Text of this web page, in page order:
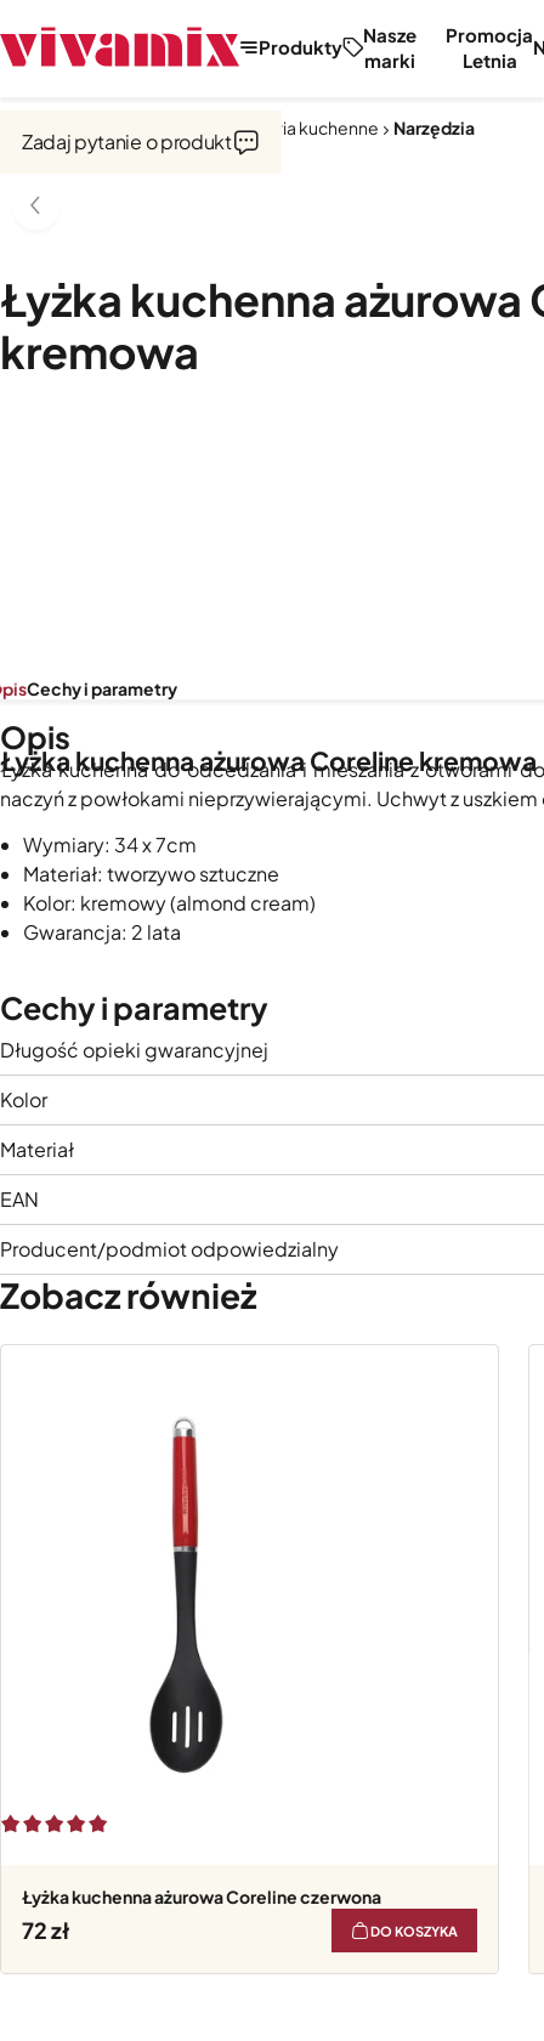
Produkty
Nasze
marki
Promocja
Letnia
Narzędzia i akcesoria kuchenne Narzędzia
Łyżka kuchenna ażurowa
kremowa
Zadaj pytanie o produkt
Łyżka kuchenna ażurowa Coreline kremowa
Cechy i parametry
Opis
Łyżka kuchenna do odcedzania i mieszania z otworami
naczyń z powłokami nieprzywierającymi. Uchwyt z
Wymiary: 34 x 7cm
Materiał: tworzywo sztuczne
Kolor: kremowy (almond cream)
Gwarancja: 2 lata
Cechy i parametry
Długość opieki gwarancyjnej
Kolor
Materiał
EAN
Producent/podmiot odpowiedzialny
Zobacz również
Łyżka kuchenna ażurowa Coreline czerwona
72 DO KOSZYKA